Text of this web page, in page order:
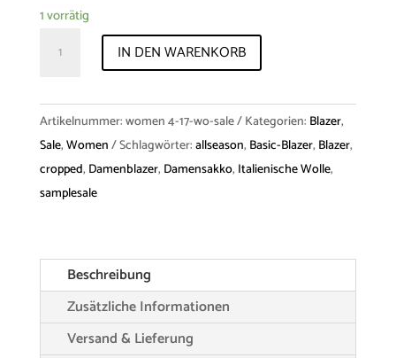
1 vorrätig
Sale
"Vendela"
Wool
IN DEN WARENKORB
Artikelnummer:women 4-17-wo-sale Kategorien: Blazer,
Sale,Women Schlagwörter:allseason, Basic-Blazer, Blazer,
cropped, Damenblazer, Damensakko, Italienische Wolle,
samplesale
Beschreibung
Zusätzliche Informationen
Versand & Lieferung